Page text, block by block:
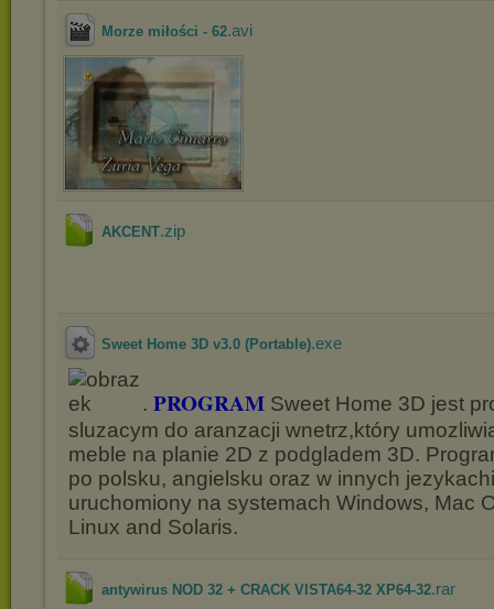
Morze miłości - 62.avi
AKCENT.zip
Sweet Home 3D v3.0 (Portable).exe
. PROGRAM Sweet Home 3D jest
sluzacym do aranzacji wnetrz,który
meble na planie 2D z podgladem 3D.
po polsku, angielsku oraz w innych
uruchomiony na systemach Windows, Mac
Linux and Solaris.
antywirus NOD 32 + CRACK VISTA64-32 XP64-32.rar